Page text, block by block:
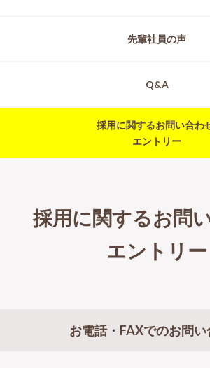
先輩社員の声
Q&A
採用に関するお問い合わ
エントリー
採用に関するお問
エントリー
お電話・FAXでのお問